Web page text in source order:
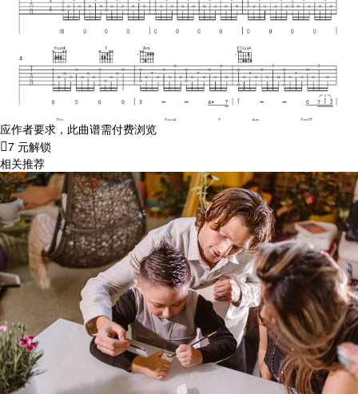
应作者要求，此曲谱需付费浏览
7 元解锁
相关推荐